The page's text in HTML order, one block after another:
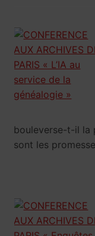
bouleverse-t-il la
sont les